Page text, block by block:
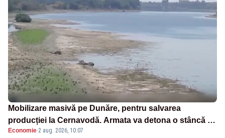
Mobilizare masivă pe Dunăre, pentru salvarea
producției la Cernavodă. Armata va detona o stâncă și
va devia apa fluviului - IMAGINI AERIENE
Economie·2 aug. 2026, 10:07